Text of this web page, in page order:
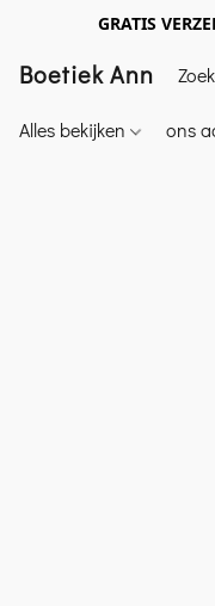
GRATIS
Boetiek Ann
Alles bekijken ons